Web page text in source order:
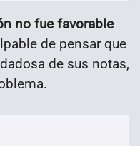
no fue favorable
de pensar que
de sus notas,